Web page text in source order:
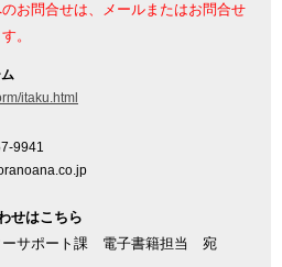
お問合せは、メールまたはお問合せ
。
itaku.html
9941
せはこちら
サポート課 電子書籍担当 宛